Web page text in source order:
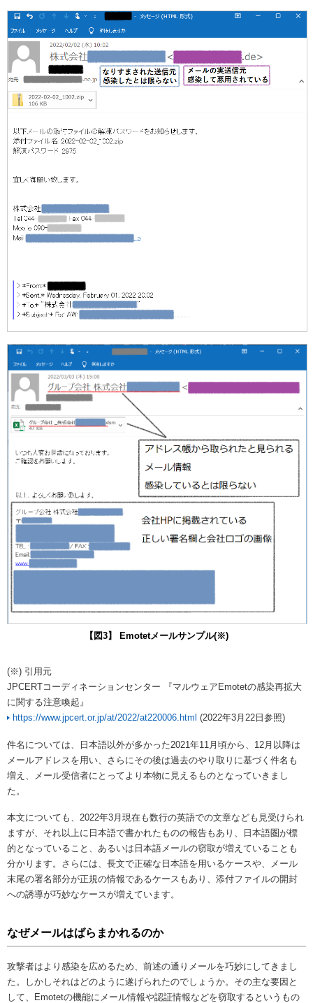
【図3】 Emotetメールサンプル(※)
(※) 引用元
JPCERTコーディネーションセンター 『マルウェアEmotetの感染再拡大
に関する注意喚起』
https://www.jpcert.or.jp/at/2022/at220006.html (2022年3月22日参照)
件名については、日本語以外が多かった2021年11月頃から、12月以降は
メールアドレスを用い、さらにその後は過去のやり取りに基づく件名も
増え、メール受信者にとってより本物に見えるものとなっていきまし
た。
本文についても、2022年3月現在も数行の英語での文章なども見受けられ
ますが、それ以上に日本語で書かれたものの報告もあり、日本語圏が標
的となっていること、あるいは日本語メールの窃取が増えていることも
分かります。さらには、長文で正確な日本語を用いるケースや、メール
末尾の署名部分が正規の情報であるケースもあり、添付ファイルの開封
への誘導が巧妙なケースが増えています。
なぜメールはばらまかれるのか
攻撃者はより感染を広めるため、前述の通りメールを巧妙にしてきまし
た。しかしそれはどのように遂げられたのでしょうか。その主な要因と
して、Emotetの機能にメール情報や認証情報などを窃取するというもの